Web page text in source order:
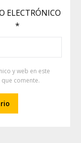
ELECTRÓNICO
*
y web en este
comente.